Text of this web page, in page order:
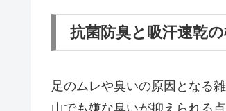
抗菌防臭と吸汗速乾
足のムレや臭いの原因となる